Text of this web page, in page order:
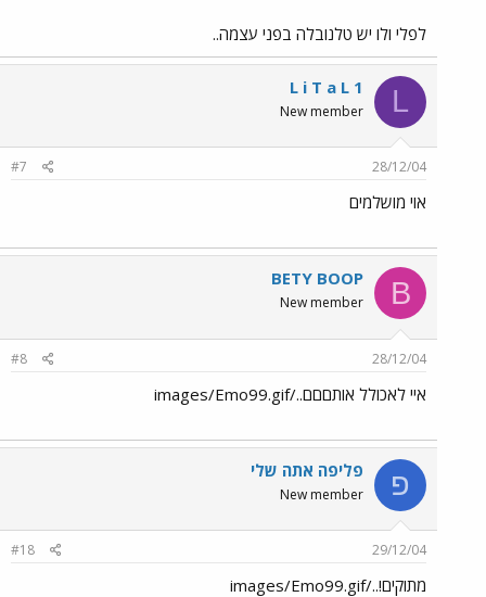
לפלי ולו יש טלנובלה בפני עצמה..
L
L i T a L 1
New member
28/12/04
#7
אוי מושלמים
B
BETY BOOP
New member
28/12/04
#8
איי לאכולל אותםםם../images/Emo99.gif
פ פליפה אתה שלי
New member
29/12/04
#18
מתוקים!../images/Emo99.gif